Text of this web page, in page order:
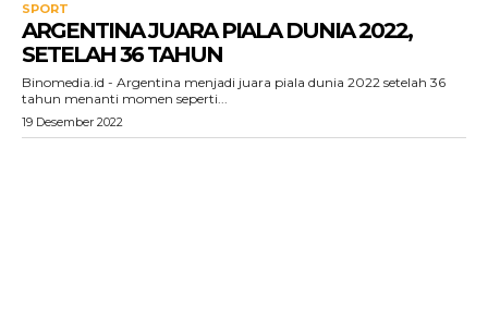
SPORT
ARGENTINA JUARA PIALA DUNIA 2022,
SETELAH 36 TAHUN
Binomedia.id - Argentina menjadi juara piala dunia 2022 setelah 36
tahun menanti momen seperti...
19 Desember 2022